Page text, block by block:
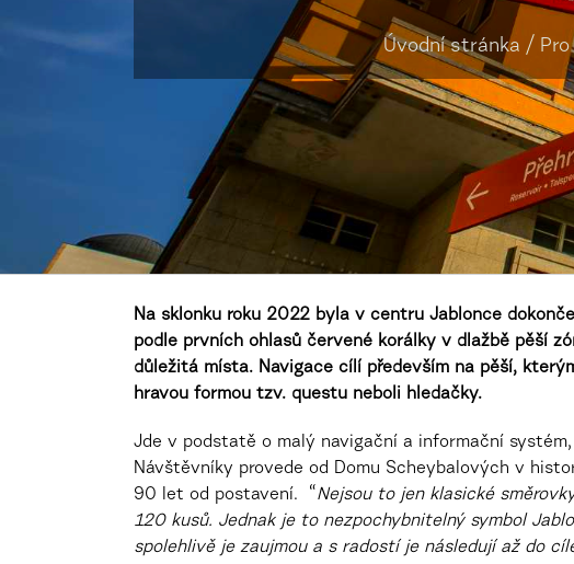
Úvodní stránka /
Na sklonku roku 2022 byla v centru Jablonce
podle prvních ohlasů červené korálky v dlažbě pěší
důležitá místa. Navigace cílí především na pěší,
hravou formou tzv. questu neboli hledačky.
Jde v podstatě o malý navigační a informační
Návštěvníky provede od Domu Scheybalových v
90 let od postavení. “Nejsou to jen klasické
120 kusů. Jednak je to nezpochybnitelný symbol
spolehlivě je zaujmou a s radostí je následují až do